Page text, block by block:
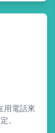
用電話來
。